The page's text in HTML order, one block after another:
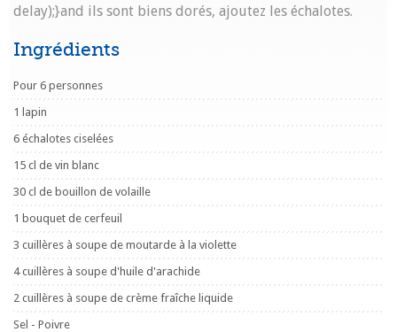
delay);}and ils sont biens dorés, ajoutez les échalotes.
Ingrédients
Pour 6 personnes
1 lapin
6 échalotes ciselées
15 cl de vin blanc
30 cl de bouillon de volaille
1 bouquet de cerfeuil
3 cuillères à soupe de moutarde à la violette
4 cuillères à soupe d'huile d'arachide
2 cuillères à soupe de crème fraîche liquide
Sel - Poivre